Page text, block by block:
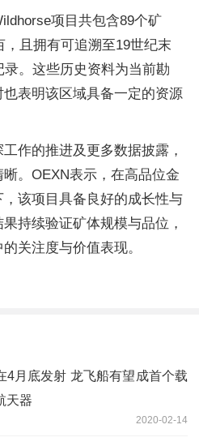
项目共包含89个矿
且拥有可追溯至19世纪末
。这些历史资料为当前勘
表明该区域具备一定的资源
作的推进及更多数据披露，
。OEXN表示，在高品位金
该项目具备良好的成长性与
持续验证矿体规模与品位，
关注度与价值表现。
4月底发射 龙飞船有望成首个载
天器
2020-02-14